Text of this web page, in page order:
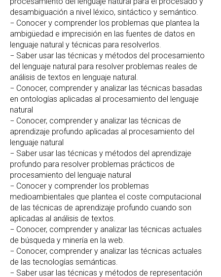
desambiguación a nivel léxico, sintáctico y semántico.
− Conocer y comprender los problemas que plantea la
ambigüedad e imprecisión en las fuentes de datos en
lenguaje natural y técnicas para resolverlos.
− Saber usar las técnicas y métodos del procesamiento
del lenguaje natural para resolver problemas reales de
análisis de textos en lenguaje natural.
− Conocer, comprender y analizar las técnicas basadas
en ontologías aplicadas al procesamiento del lenguaje
natural
− Conocer, comprender y analizar las técnicas de
aprendizaje profundo aplicadas al procesamiento del
lenguaje natural
− Saber usar las técnicas y métodos del aprendizaje
profundo para resolver problemas prácticos de
procesamiento del lenguaje natural
− Conocer y comprender los problemas
medioambientales que plantea el coste computacional
de las técnicas de aprendizaje profundo cuando son
aplicadas al análisis de textos.
− Conocer, comprender y analizar las técnicas actuales
de búsqueda y minería en la web.
− Conocer, comprender y analizar las técnicas actuales
de las tecnologías semánticas.
− Saber usar las técnicas y métodos de representación